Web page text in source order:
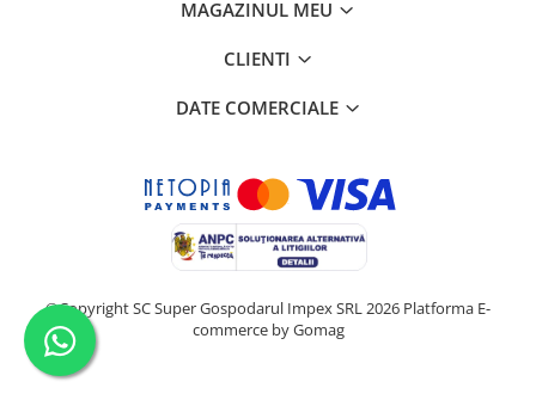
MAGAZINUL MEU
CLIENTI
DATE COMERCIALE
©Copyright SC Super Gospodarul Impex SRL 2026 Platforma E-
commerce by Gomag